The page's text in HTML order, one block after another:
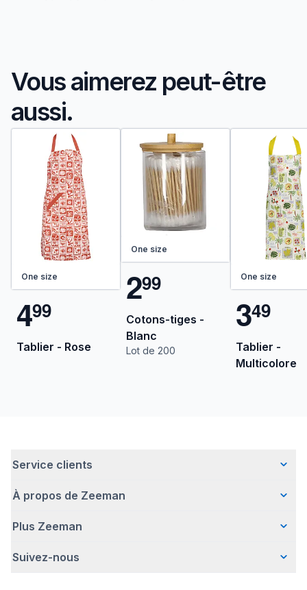
Vous aimerez peut-être
aussi.
One size
499
Tablier - Rose
One size
299
Cotons-tiges -
Blanc
Lot de 200
One size
349
Tablier -
Multicolore
Service clients
Questions fréquentes
Livraison
Retour d'articles
À propos de Zeeman
Qui sommes-nous ?
Une entreprise responsable
Plus Zeeman
Communiqué de presse
Suivez-nous